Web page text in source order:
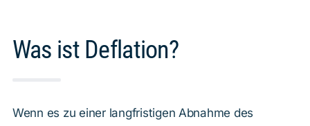
Was ist Deflation?
Wenn es zu einer langfristigen Abnahme des